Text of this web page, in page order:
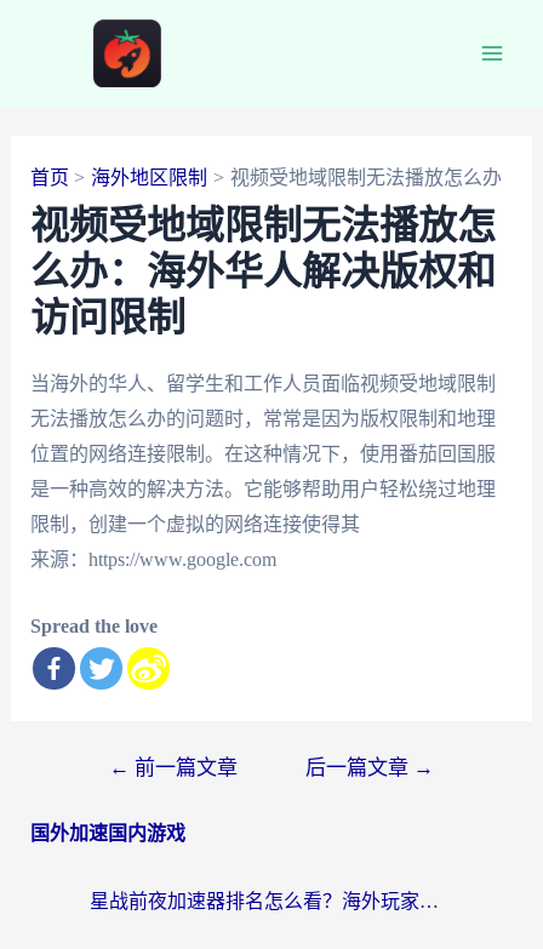
首页 海外地区限制 视频受地域限制无法播放怎么办
视频受地域限制无法播放怎
么办：海外华人解决版权和
访问限制
当海外的华人、留学生和工作人员面临视频受地域限制
无法播放怎么办的问题时，常常是因为版权限制和地理
位置的网络连接限制。在这种情况下，使用番茄回国服
是一种高效的解决方法。它能够帮助用户轻松绕过地理
限制，创建一个虚拟的网络连接使得其
来源：https://www.google.com
Spread the love
导
← 前一篇文章 后一篇文章 →
国外加速国内游戏
星战前夜加速器排名怎么看？海外玩家国服游戏畅玩终极指南（附欧洲玩跑跑我的起源解决方案）